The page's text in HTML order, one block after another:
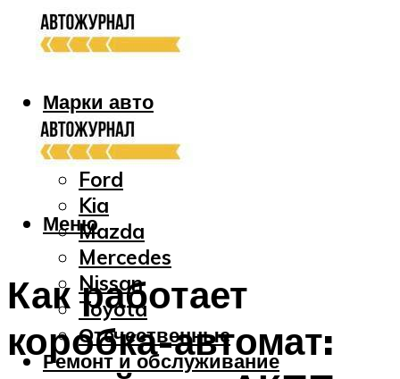
Марки авто
Audi
Bmw
Ford
Kia
Mazda
Mercedes
Nissan
Toyota
Отечественные
Ремонт и обслуживание
Меню
Как работает
коробка-автомат: